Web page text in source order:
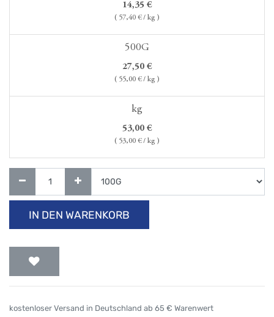
14,35 €
( 57,40 € / kg )
500G
27,50 €
( 55,00 € / kg )
kg
53,00 €
( 53,00 € / kg )
IN DEN WARENKORB
kostenloser Versand in Deutschland ab 65 € Warenwert